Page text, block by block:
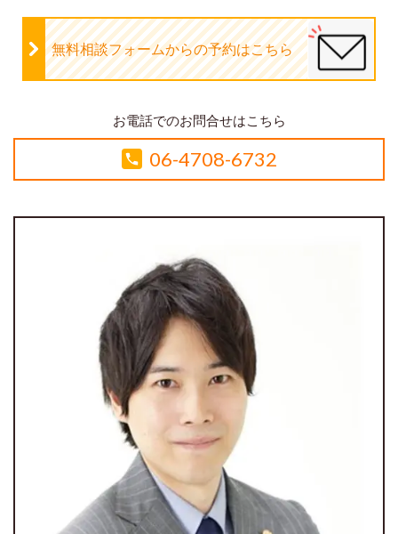
無料相談フォームからの予約はこちら
お電話でのお問合せはこちら
06-4708-6732